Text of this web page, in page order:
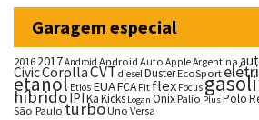
Garagem especial
20162017Android Android Auto AppleArgentina
CivicCorollaCVTdiesel DusterEcoSport
etanol Etios EUAFCA Fit flex Focus
híbridoIPIKaKicks Logan OnixPalio PlusPolo
São Paulo turboUno Versa